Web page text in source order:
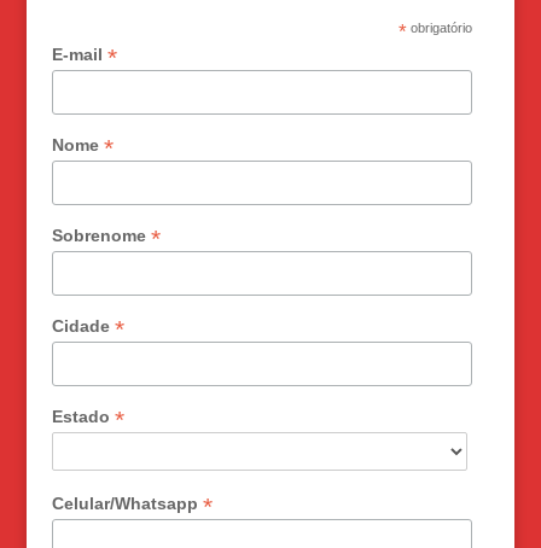
*obrigatório
E-mail *
Nome *
Sobrenome *
Cidade *
Estado *
Celular/Whatsapp *